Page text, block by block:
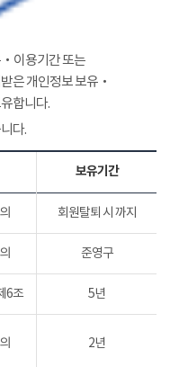
‧이용기간 또는
은 개인정보 보유‧
합니다.
다.
보유기간
회원탈퇴 시 까지
준영구
6조 5년
2년